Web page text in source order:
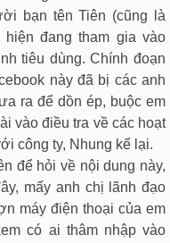
bạn tên Tiên (cũng là
đang tham gia vào
tiêu dùng. Chính đoạn
này đã bị các anh
ra để dồn ép, buộc em
vào điều tra về các hoạt
công ty, Nhung kể lại.
để hỏi về nội dung này,
mấy anh chị lãnh đạo
máy điện thoại của em
có ai thâm nhập vào